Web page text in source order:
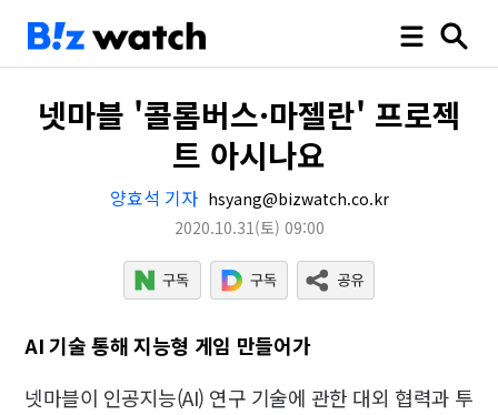
넷마블 '콜롬버스·마젤란' 프로젝
트 아시나요
양효석 기자 hsyang@bizwatch.co.kr
2020.10.31(토) 09:00
AI 기술 통해 지능형 게임 만들어가
넷마블이 인공지능(AI) 연구 기술에 관한 대외 협력과 투